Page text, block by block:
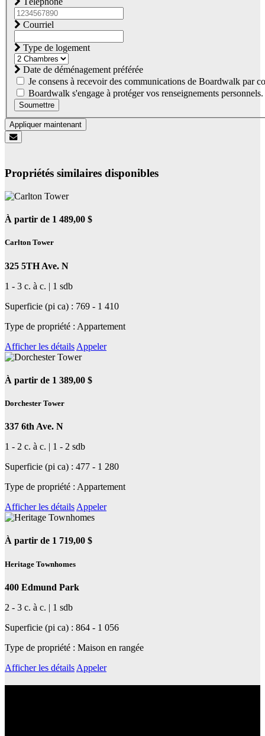
Courriel
Type de logement
Date de déménagement préférée
Je consens à recevoir des communications de Boardwalk par
Boardwalk s'engage à protéger vos renseignements
Soumettre
Appliquer maintenant
Propriétés similaires disponibles
À partir de 1 489,00 $
Carlton Tower
325 5TH Ave. N
1 - 3 c. à c. | 1 sdb
Superficie (pi ca) : 769 - 1 410
Type de propriété : Appartement
Afficher les détails Appeler
À partir de 1 389,00 $
Dorchester Tower
337 6th Ave. N
1 - 2 c. à c. | 1 - 2 sdb
Superficie (pi ca) : 477 - 1 280
Type de propriété : Appartement
Afficher les détails Appeler
À partir de 1 719,00 $
Heritage Townhomes
400 Edmund Park
2 - 3 c. à c. | 1 sdb
Superficie (pi ca) : 864 - 1 056
Type de propriété : Maison en rangée
Afficher les détails Appeler